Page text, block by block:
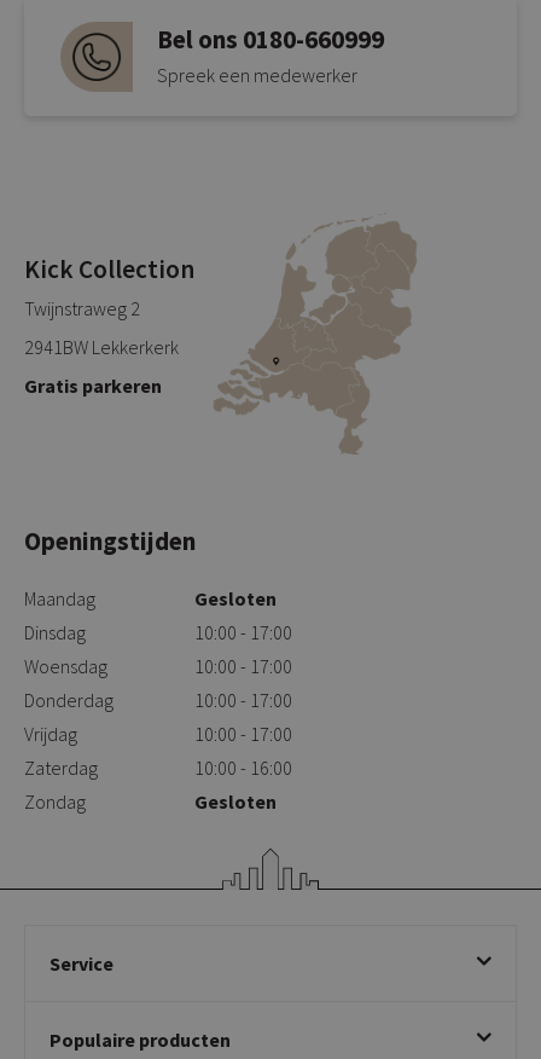
Bel ons 0180-660999
Spreek een medewerker
Kick Collection
Twijnstraweg 2
2941BW Lekkerkerk
Gratis parkeren
Openingstijden
Maandag
Gesloten
Dinsdag
10:00 - 17:00
Woensdag
10:00 - 17:00
Donderdag
10:00 - 17:00
Vrijdag
10:00 - 17:00
Zaterdag
10:00 - 16:00
Zondag
Gesloten
Service
Betalen & annuleren
Populaire producten